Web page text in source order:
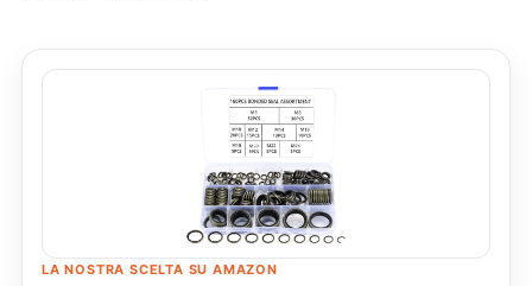
LA NOSTRA SCELTA SU AMAZON